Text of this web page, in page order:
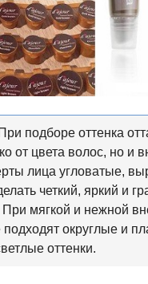
При подборе оттенка
от цвета волос, но и
лица угловатые,
четкий, яркий и
При мягкой и нежной
округлые и
оттенки.